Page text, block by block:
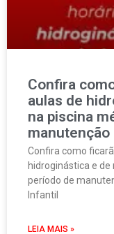
Confira
aulas de
na piscina
manutenção
Confira como
hidroginástica e
período de
Infantil
LEIA MAIS »